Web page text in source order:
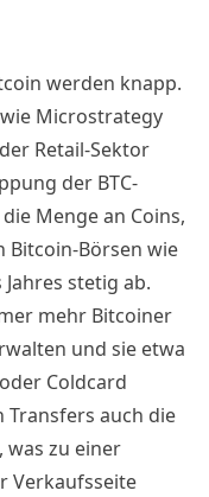
werden knapp.
Microstrategy
Retail-Sektor
der BTC-
Menge an Coins,
Bitcoin-Börsen wie
stetig ab.
mehr Bitcoiner
und sie etwa
Coldcard
Transfers auch die
was zu einer
Verkaufsseite